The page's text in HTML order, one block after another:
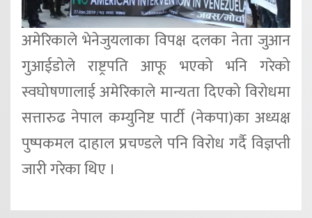
अमेरिकाले भेनेजुयलाका विपक्ष दलका नेता जुआन
गुआईडोले राष्ट्रपति आफू भएको भनि गरेको
स्वघोषणालाई अमेरिकाले मान्यता दिएको विरोधमा
सत्तारुढ नेपाल कम्युनिष्ट पार्टी (नेकपा)का अध्यक्ष
पुष्पकमल दाहाल प्रचण्डले पनि विरोध गर्दै विज्ञप्ती
जारी गरेका थिए ।